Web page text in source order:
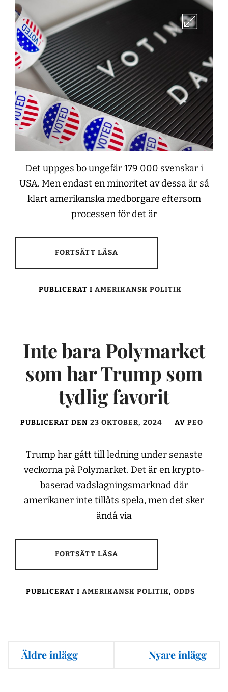
Det uppges bo ungefär 179 000 svenskar i
USA. Men endast en minoritet av dessa är så
klart amerikanska medborgare eftersom
processen för det är
FORTSÄTT LÄSA
PUBLICERAT I AMERIKANSK POLITIK
Inte bara Polymarket
som har Trump som
tydlig favorit
PUBLICERAT DEN 23 OKTOBER, 2024 AV PEO
Trump har gått till ledning under senaste
veckorna på Polymarket. Det är en krypto-
baserad vadslagningsmarknad där
amerikaner inte tillåts spela, men det sker
ändå via
FORTSÄTT LÄSA
PUBLICERAT I AMERIKANSK POLITIK, ODDS
Inläggsnavigering
Äldre inlägg Nyare inlägg